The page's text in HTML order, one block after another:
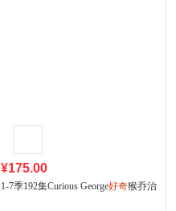
¥175.00
1-7季192集Curious George好奇猴乔治